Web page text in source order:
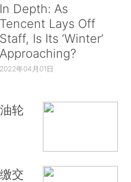
In Depth: As
Tencent Lays Off
Staff, Is Its ‘Winter’
Approaching?
2022年04月01日
轮
交